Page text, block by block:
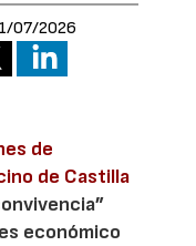
07/2026
de
de Castilla
económico